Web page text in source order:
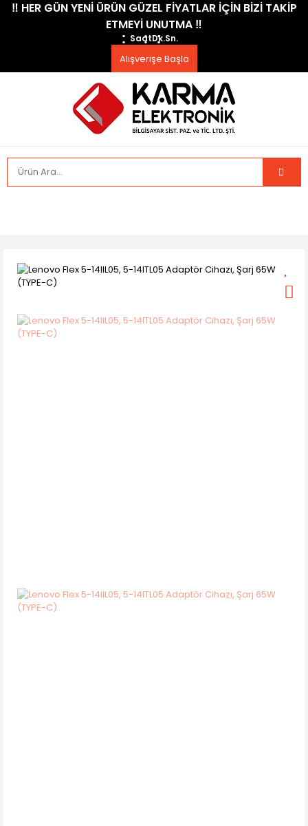
​‼️​ HER GÜN YENİ ÜRÜN GÜZEL FİYATLAR İÇİN BİZİ TAKİP
ETMEYİ UNUTMA ​‼️​
SaatDk.Sn.
Alışverişe Başla